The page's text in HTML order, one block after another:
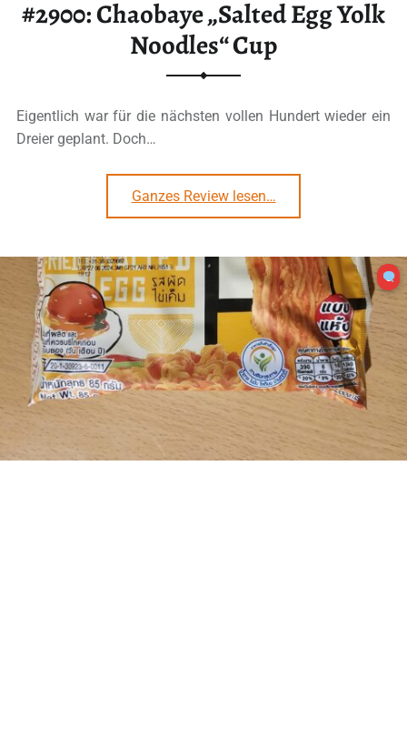
#2900: Chaobaye „Salted Egg Yolk
Noodles“ Cup
Eigentlich war für die nächsten vollen Hundert wieder ein
Dreier geplant. Doch…
Ganzes Review lesen…
3